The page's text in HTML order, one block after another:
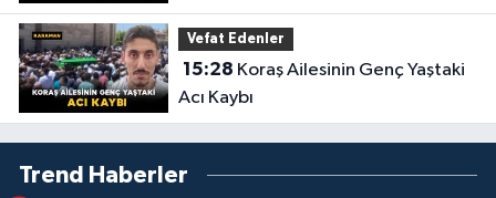
Vefat Edenler
15:28
Acı Kaybı
Trend Haberler